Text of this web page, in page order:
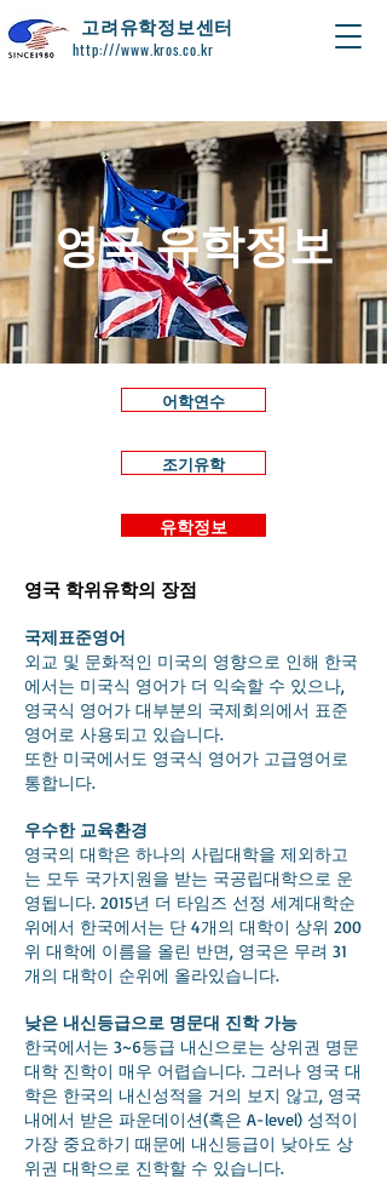
​고려유학정보센터
http:///www.kros.co.kr
영국 유학정보
어학연수
조기유학
유학정보
영국 학위유학의 장점
국제표준영어
외교 및 문화적인 미국의 영향으로 인해 한국
에서는 미국식 영어가 더 익숙할 수 있으나,
영국식 영어가 대부분의 국제회의에서 표준
영어로 사용되고 있습니다.
또한 미국에서도 영국식 영어가 고급영어로
통합니다.
우수한 교육환경
영국의 대학은 하나의 사립대학을 제외하고
는 모두 국가지원을 받는 국공립대학으로 운
영됩니다. 2015년 더 타임즈 선정 세계대학순
위에서 한국에서는 단 4개의 대학이 상위 200
위 대학에 이름을 올린 반면, 영국은 무려 31
개의 대학이 순위에 올라있습니다.
낮은 내신등급으로 명문대 진학 가능
한국에서는 3~6등급 내신으로는 상위권 명문
대학 진학이 매우 어렵습니다. 그러나 영국 대
학은 한국의 내신성적을 거의 보지 않고, 영국
내에서 받은 파운데이션(혹은 A-level) 성적이
가장 중요하기 때문에 내신등급이 낮아도 상
위권 대학으로 진학할 수 있습니다.